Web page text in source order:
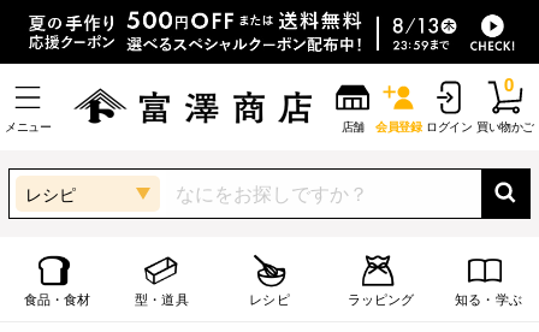
メニュー 店舗 会員登録 ログイン 買い物かご
0
レシピ
食品・食材 型・道具 レシピ ラッピング 知る・学ぶ